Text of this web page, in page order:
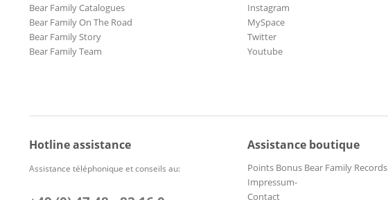
Bear Family Catalogues
Bear Family On The Road
Bear Family Story
Bear Family Team
Instagram
MySpace
Twitter
Youtube
Hotline assistance
Assistance téléphonique et conseils au:
Assistance boutique
Points Bonus Bear Family Records
Impressum-
Contact